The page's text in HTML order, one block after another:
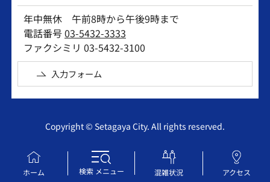
ホーム 検索メニュー 混雑状況 アクセス
年中無休 午前8時から午後9時まで
電話番号03-5432-3333
ファクシミリ 03-5432-3100
入力フォーム
Copyright © Setagaya City. All rights reserved.